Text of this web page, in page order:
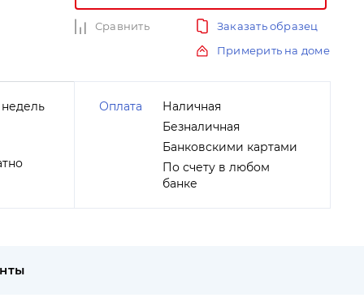
Сравнить
Заказать образец
Примерить на доме
Оплата
Наличная
Безналичная
Банковскими картами
По счету в любом
банке